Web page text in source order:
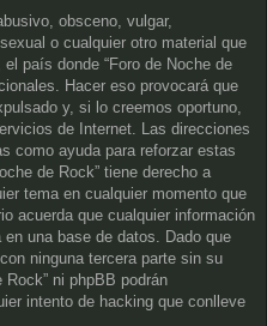
obsceno, vulgar,
o cualquier otro material que
país donde “Foro de Noche de
Hacer eso provocará que
y, si lo creemos oportuno,
de Internet. Las direcciones
como ayuda para reforzar estas
de Rock” tiene derecho a
tema en cualquier momento que
acuerda que cualquier información
una base de datos. Dado que
ninguna tercera parte sin su
ni phpBB podrán
intento de hacking que conlleve